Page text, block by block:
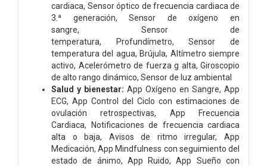
cardiaca, Sensor óptico de frecuencia cardiaca de
3.ª generación,Sensor de oxígeno en
sangre, Sensor de
temperatura,
Profundímetro,Sensor de
temperatura del agua, Brújula, Altímetro siempre
activo, Acelerómetro de fuerza g alta, Giroscopio
de alto rango dinámico, Sensor de luz ambiental
Salud y bienestar: App Oxígeno en Sangre, App
ECG, App Control del Ciclo con estimaciones de
ovulación retrospectivas, App Frecuencia
Cardiaca,
Notificaciones de frecuencia cardiaca
alta o baja, Avisos de ritmo irregular,App
Medicación,App Mindfulness con seguimiento del
estado de ánimo, App Ruido,App Sueño con